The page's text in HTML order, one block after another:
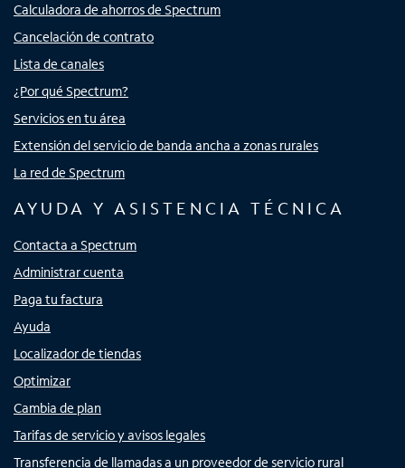
Calculadora de ahorros de Spectrum
Cancelación de contrato
Lista de canales
¿Por qué Spectrum?
Servicios en tu área
Extensión del servicio de banda ancha a zonas rurales
La red de Spectrum
AYUDA Y ASISTENCIA TÉCNICA
Contacta a Spectrum
Administrar cuenta
Paga tu factura
Ayuda
Localizador de tiendas
Optimizar
Cambia de plan
Tarifas de servicio y avisos legales
Transferencia de llamadas a un proveedor de servicio rural